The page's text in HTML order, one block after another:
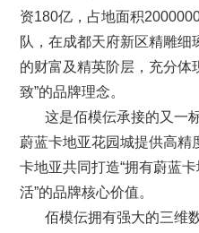
资180亿，占地面积
队，在成都天府新区精雕细
的财富及精英阶层，充分体
致”的品牌理念。
这是佰模伝承接的又一
蔚蓝卡地亚花园城提供高精
卡地亚共同打造“拥有蔚蓝
活”的品牌核心价值。
佰模伝拥有强大的三维